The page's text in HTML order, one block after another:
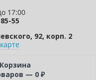
17:00
55
92, корп. 2
Корзина
— 0₽